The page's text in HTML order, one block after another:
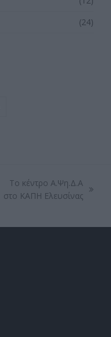
(24)
next
Το κέντρο Α.Ψη.Δ.Α
στο ΚΑΠΗ Ελευσίνας